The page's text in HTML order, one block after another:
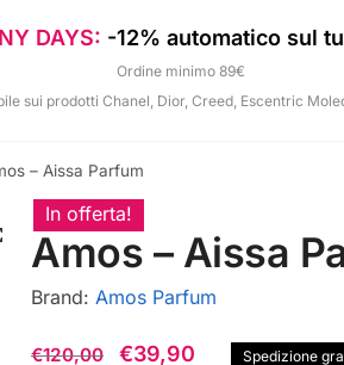
DAYS: -12% automatico sul
Ordine minimo 89€
sui prodotti Chanel, Dior, Creed, Escentric
– Aissa Parfum
In offerta!
Amos – Aissa
Brand: Amos Parfum
€120,00
Il
€39,90 Spedizione